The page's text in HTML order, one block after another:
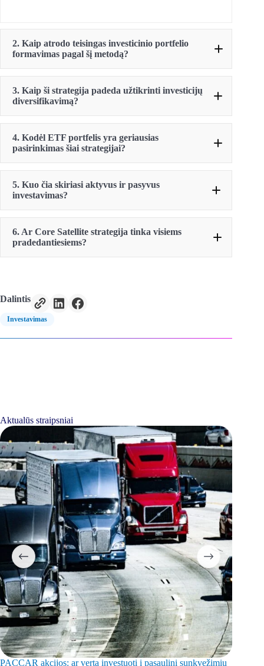
2. Kaip atrodo teisingas investicinio portfelio
formavimas pagal šį metodą?
3. Kaip ši strategija padeda užtikrinti investicijų
diversifikavimą?
4. Kodėl ETF portfelis yra geriausias
pasirinkimas šiai strategijai?
5. Kuo čia skiriasi aktyvus ir pasyvus
investavimas?
6. Ar Core Satellite strategija tinka visiems
pradedantiesiems?
Dalintis
Investavimas
Aktualūs straipsniai
PACCAR akcijos: ar verta investuoti į pasaulinį sunkvežimių